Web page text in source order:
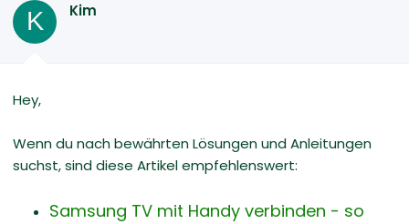
K Kim
Hey,
Wenn du nach bewährten Lösungen und Anleitungen
suchst, sind diese Artikel empfehlenswert:
Samsung TV mit Handy verbinden - so